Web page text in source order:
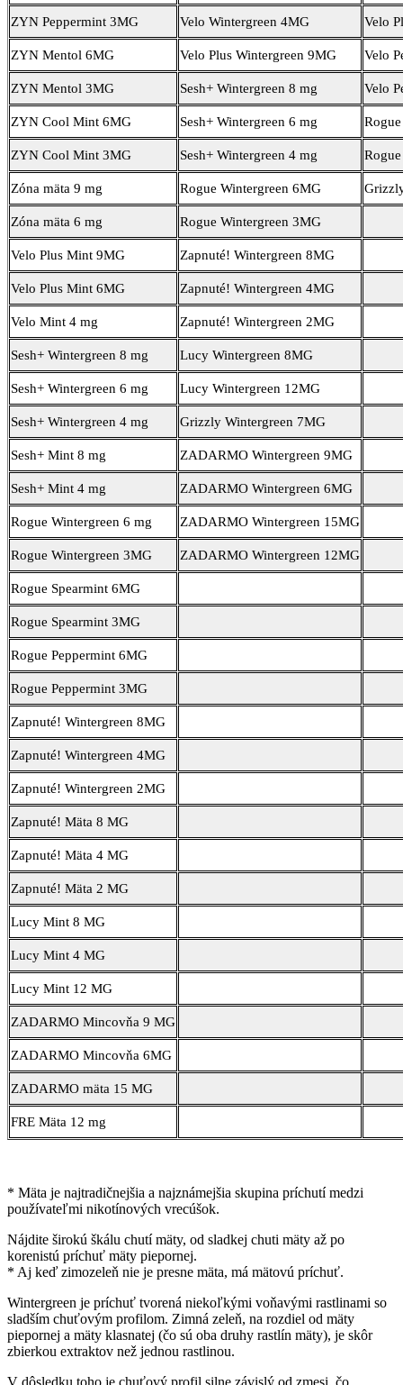
ZYN Peppermint 3MG Velo Wintergreen 4MG Velo
ZYN Mentol 6MG Velo Plus Wintergreen 9MG Velo
ZYN Mentol 3MG Sesh+ Wintergreen 8 mg Velo
ZYN Cool Mint 6MG Sesh+ Wintergreen 6 mg
ZYN Cool Mint 3MG Sesh+ Wintergreen 4 mg
Zóna mäta 9 mg Rogue Wintergreen 6MG
Zóna mäta 6 mg Rogue Wintergreen 3MG
Velo Plus Mint 9MG Zapnuté! Wintergreen 8MG
Velo Plus Mint 6MG Zapnuté! Wintergreen 4MG
Velo Mint 4 mg Zapnuté! Wintergreen 2MG
Sesh+ Wintergreen 8 mg Lucy Wintergreen 8MG
Sesh+ Wintergreen 6 mg Lucy Wintergreen 12MG
Sesh+ Wintergreen 4 mg Grizzly Wintergreen 7MG
Sesh+ Mint 8 mg ZADARMO Wintergreen 9MG
Sesh+ Mint 4 mg ZADARMO Wintergreen 6MG
Rogue Wintergreen 6 mg ZADARMO Wintergreen 15MG
Rogue Wintergreen 3MG ZADARMO Wintergreen 12MG
Rogue Spearmint 6MG
Rogue Spearmint 3MG
Rogue Peppermint 6MG
Rogue Peppermint 3MG
Zapnuté! Wintergreen 8MG
Zapnuté! Wintergreen 4MG
Zapnuté! Wintergreen 2MG
Zapnuté! Mäta 8 MG
Zapnuté! Mäta 4 MG
Zapnuté! Mäta 2 MG
Lucy Mint 8 MG
Lucy Mint 4 MG
Lucy Mint 12 MG
ZADARMO Mincovňa 9 MG
ZADARMO Mincovňa 6MG
ZADARMO mäta 15 MG
FRE Mäta 12 mg
* Mäta je najtradičnejšia a najznámejšia skupina príchutí medzi
používateľmi nikotínových vrecúšok.
Nájdite širokú škálu chutí mäty, od sladkej chuti mäty až po
korenistú príchuť mäty piepornej.
* Aj keď zimozeleň nie je presne mäta, má mätovú príchuť.
Wintergreen je príchuť tvorená niekoľkými voňavými rastlinami so
sladším chuťovým profilom. Zimná zeleň, na rozdiel od mäty
piepornej a mäty klasnatej (čo sú oba druhy rastlín mäty), je skôr
zbierkou extraktov než jednou rastlinou.